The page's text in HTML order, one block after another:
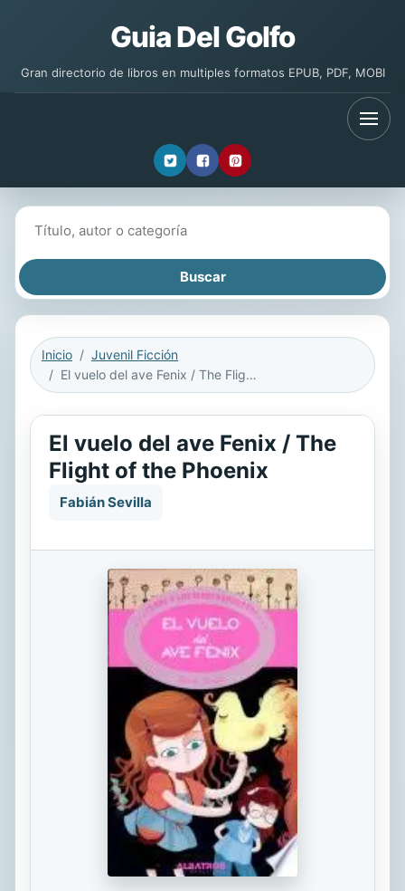
Guia Del Golfo
Gran directorio de libros en multiples formatos EPUB, PDF, MOBI
Inicio
Juvenil Ficción
El vuelo del ave Fenix / The Flight of the Phoenix
El vuelo del ave Fenix / The
Flight of the Phoenix
Fabián Sevilla